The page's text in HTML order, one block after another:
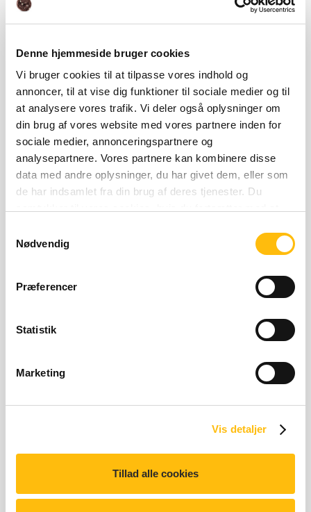
Denne hjemmeside bruger cookies
Vi bruger cookies til at tilpasse vores indhold og
annoncer, til at vise dig funktioner til sociale medier og til
at analysere vores trafik. Vi deler også oplysninger om
din brug af vores website med vores partnere inden for
sociale medier, annonceringspartnere og
analysepartnere. Vores partnere kan kombinere disse
data med andre oplysninger, du har givet dem, eller som
de har indsamlet fra din brug af deres tjenester. Du
Nødvendig
Præferencer
Statistik
Marketing
Vis detaljer
Tillad alle cookies
næringsoplysning
Næringsindhold
Ingrediens- og allergioplysning
Ingrediens, allergi- og næringsoplysning ovenfor inkluderer ikke personlige tilpasninger.